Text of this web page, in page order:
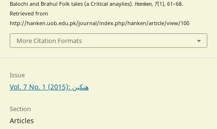
Balochi and Brahui Folk tales (a Critical anaylies). Hanken, 7(1), 61–68.
Retrieved from
http://hanken.uob.edu.pk/journal/index.php/hanken/article/view/100
More Citation Formats
Issue
Vol. 7 No. 1 (2015): ھنکین
Section
Articles